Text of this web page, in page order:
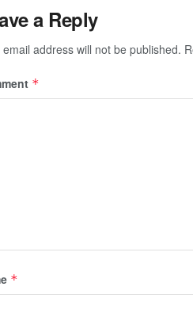
a Reply
email address will not be published.
*
*